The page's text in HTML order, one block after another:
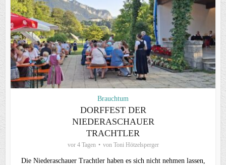
Brauchtum
DORFFEST DER
NIEDERASCHAUER
TRACHTLER
vor 4 Tagen von Toni Hötzelsperger
Die Niederaschauer Trachtler haben es sich nicht nehmen lassen,